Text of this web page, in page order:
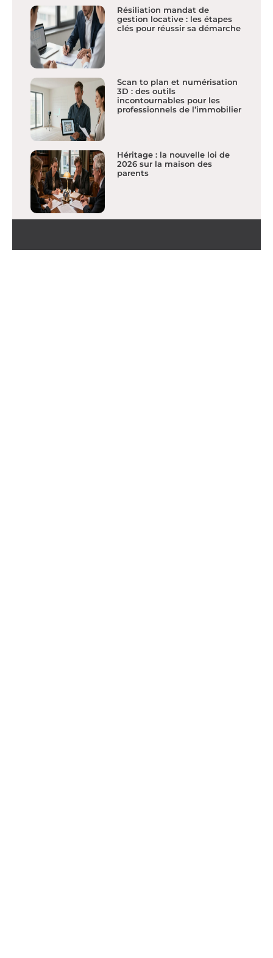
Résiliation mandat de
gestion locative : les étapes
clés pour réussir sa démarche
Scan to plan et numérisation
3D : des outils
incontournables pour les
professionnels de l’immobilier
Héritage : la nouvelle loi de
2026 sur la maison des
parents